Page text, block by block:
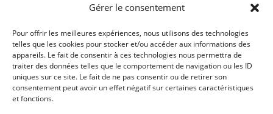
Gérer le consentement
Pour offrir les meilleures expériences, nous utilisons des technologies
telles que les cookies pour stocker et/ou accéder aux informations des
appareils. Le fait de consentir à ces technologies nous permettra de
traiter des données telles que le comportement de navigation ou les ID
uniques sur ce site. Le fait de ne pas consentir ou de retirer son
consentement peut avoir un effet négatif sur certaines caractéristiques
et fonctions.
à 14 h 00. Inscriptions au secrétariat
LIRE LA SUITE »
Article précédent